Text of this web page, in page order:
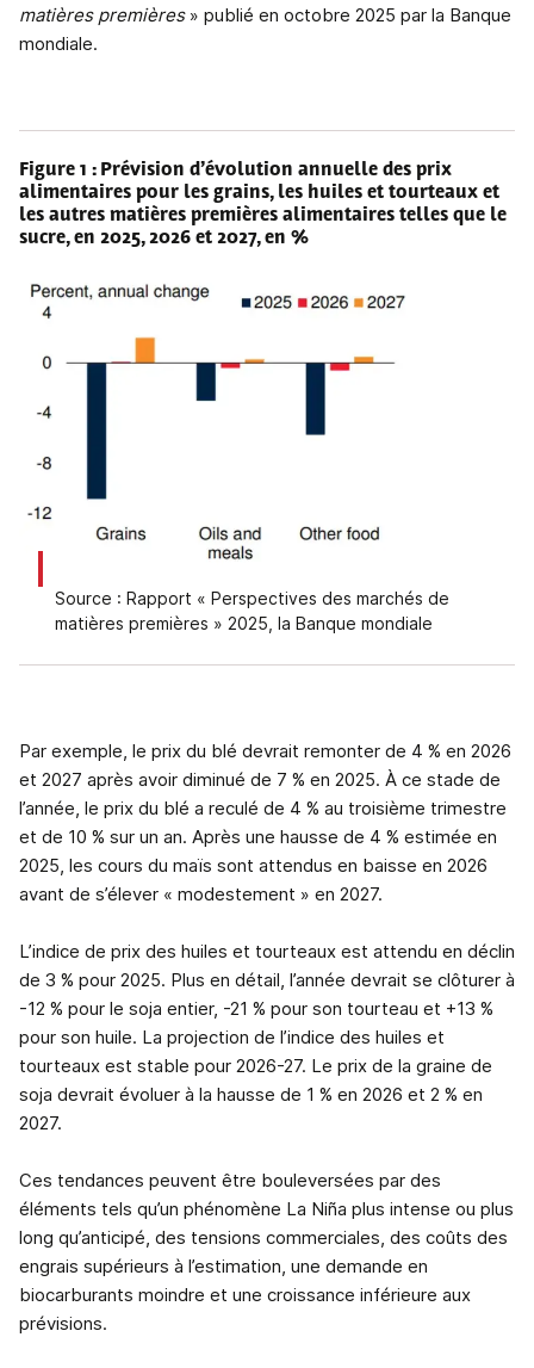
matières premières» publié en octobre 2025 par la Banque
mondiale.
Figure 1 : Prévision d’évolution annuelle des prix
alimentaires pour les grains, les huiles et tourteaux et
les autres matières premières alimentaires telles que le
sucre, en 2025, 2026 et 2027, en %
Source : Rapport « Perspectives des marchés de
matières premières » 2025, la Banque mondiale
Par exemple, le prix du blé devrait remonter de 4 % en 2026
et 2027 après avoir diminué de 7 % en 2025. À ce stade de
l’année, le prix du blé a reculé de 4 % au troisième trimestre
et de 10 % sur un an. Après une hausse de 4 % estimée en
2025, les cours du maïs sont attendus en baisse en 2026
avant de s’élever « modestement » en 2027.
L’indice de prix des huiles et tourteaux est attendu en déclin
de 3 % pour 2025. Plus en détail, l’année devrait se clôturer à
-12 % pour le soja entier, -21 % pour son tourteau et +13 %
pour son huile. La projection de l’indice des huiles et
tourteaux est stable pour 2026-27. Le prix de la graine de
soja devrait évoluer à la hausse de 1 % en 2026 et 2 % en
2027.
Ces tendances peuvent être bouleversées par des
éléments tels qu’un phénomène La Niña plus intense ou plus
long qu’anticipé, des tensions commerciales, des coûts des
engrais supérieurs à l’estimation, une demande en
biocarburants moindre et une croissance inférieure aux
prévisions.